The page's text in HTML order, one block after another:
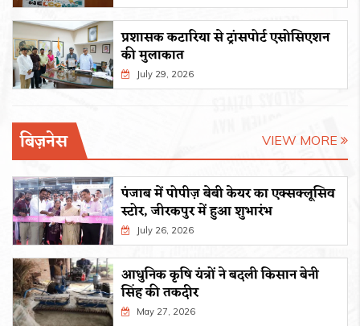
प्रशासक कटारिया से ट्रांसपोर्ट एसोसिएशन
की मुलाकात
July 29, 2026
बिज़नेस VIEW MORE
पंजाब में पोपीज़ बेबी केयर का एक्सक्लूसिव
स्टोर, जीरकपुर में हुआ शुभारंभ
July 26, 2026
आधुनिक कृषि यंत्रों ने बदली किसान बेनी
सिंह की तकदीर
May 27, 2026